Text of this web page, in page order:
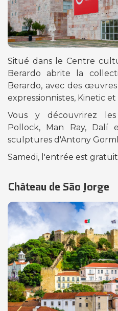
Situé dans le Centre
Berardo abrite la
Berardo, avec des
expressionnistes, Kinetic
Vous y découvrirez
Pollock, Man Ray, Dalí
sculptures d'Antony
Samedi, l'entrée est
Château de São Jorge